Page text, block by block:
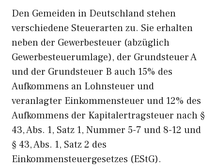
Den Gemeiden in Deutschland stehen
verschiedene Steuerarten zu. Sie erhalten
neben der Gewerbesteuer (abzüglich
Gewerbesteuerumlage), der Grundsteuer A
und der Grundsteuer B auch 15% des
Aufkommens an Lohnsteuer und
veranlagter Einkommensteuer und 12% des
Aufkommens der Kapitalertragsteuer nach §
43, Abs. 1, Satz 1, Nummer 5-7 und 8-12 und
§ 43, Abs. 1, Satz 2 des
Einkommensteuergesetzes (EStG).